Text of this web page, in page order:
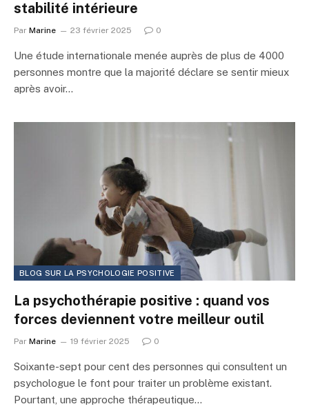
stabilité intérieure
Par Marine 23 février 2025 0
Une étude internationale menée auprès de plus de 4000
personnes montre que la majorité déclare se sentir mieux
après avoir…
BLOG SUR LA PSYCHOLOGIE POSITIVE
La psychothérapie positive : quand vos
forces deviennent votre meilleur outil
Par Marine 19 février 2025 0
Soixante-sept pour cent des personnes qui consultent un
psychologue le font pour traiter un problème existant.
Pourtant, une approche thérapeutique…